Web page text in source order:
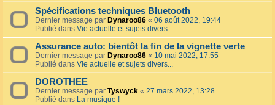
Spécifications techniques Bluetooth
Dernier message par Dynaroo86 « 06 août 2022, 19:44
Publié dans Vie actuelle et sujets divers...
Assurance auto: bientôt la fin de la vignette verte
Dernier message par Dynaroo86 « 10 mai 2022, 17:55
Publié dans Vie actuelle et sujets divers...
DOROTHEE
Dernier message par Tyswyck « 27 mars 2022, 13:28
Publié dans La musique !